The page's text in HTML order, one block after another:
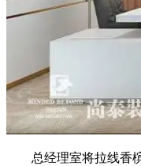
总经理室将拉线香